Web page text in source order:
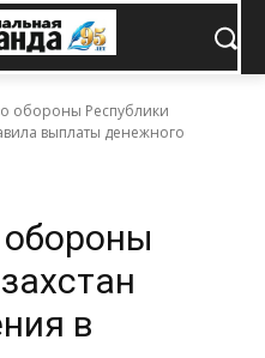
обороны Республики
выплаты денежного
в